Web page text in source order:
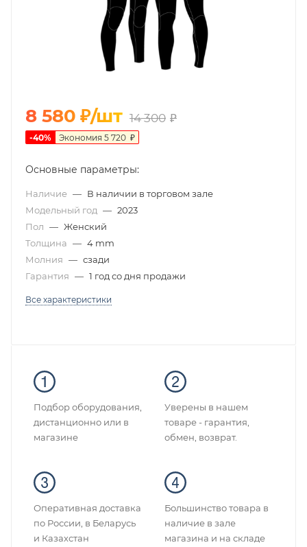
8 580 ₽/шт 14 300 ₽
-40% Экономия 5 720 ₽
Основные параметры:
Наличие — В наличии в торговом зале
Модельный год — 2023
Пол — Женский
Толщина — 4 mm
Молния — сзади
Гарантия — 1 год со дня продажи
Все характеристики
Подбор оборудования,
дистанционно или в
магазине
Уверены в нашем
товаре - гарантия,
обмен, возврат.
Оперативная доставка
по России, в Беларусь
и Казахстан
Большинство товара в
наличие в зале
магазина и на складе